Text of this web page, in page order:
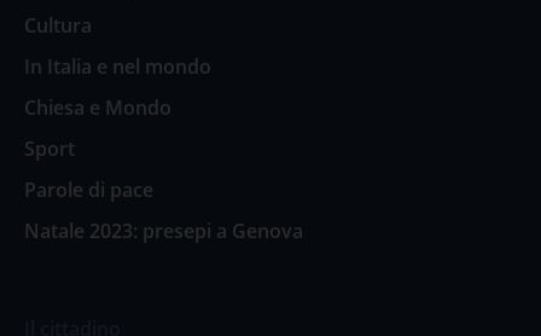
Cultura
In Italia e nel mondo
Chiesa e Mondo
Sport
Parole di pace
Natale 2023: presepi a Genova